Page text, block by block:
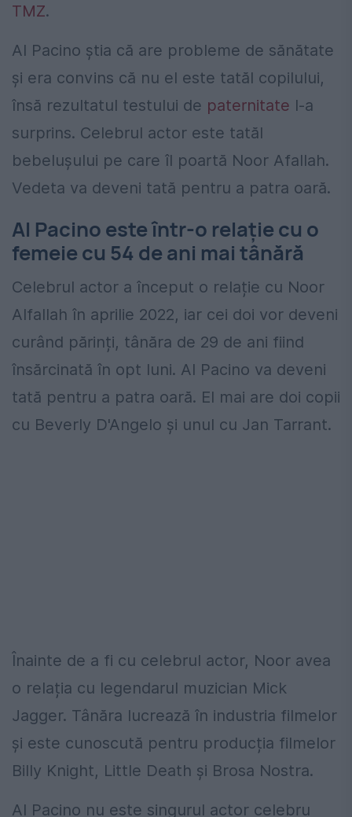
TMZ.
Al Pacino știa că are probleme de sănătate
și era convins că nu el este tatăl copilului,
însă rezultatul testului de paternitate l-a
surprins. Celebrul actor este tatăl
bebelușului pe care îl poartă Noor Afallah.
Vedeta va deveni tată pentru a patra oară.
Al Pacino este într-o relație cu o
femeie cu 54 de ani mai tânără
Celebrul actor a început o relație cu Noor
Alfallah în aprilie 2022, iar cei doi vor deveni
curând părinți, tânăra de 29 de ani fiind
însărcinată în opt luni. Al Pacino va deveni
tată pentru a patra oară. El mai are doi copii
cu Beverly D'Angelo și unul cu Jan Tarrant.
Înainte de a fi cu celebrul actor, Noor avea
o relația cu legendarul muzician Mick
Jagger. Tânăra lucrează în industria filmelor
și este cunoscută pentru producția filmelor
Billy Knight, Little Death și Brosa Nostra.
Al Pacino nu este singurul actor celebru